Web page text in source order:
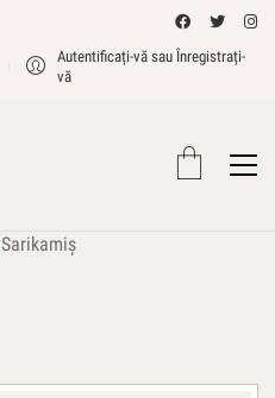
Autentificați-vă sau Înregistrați-
vă
Sarikamiş